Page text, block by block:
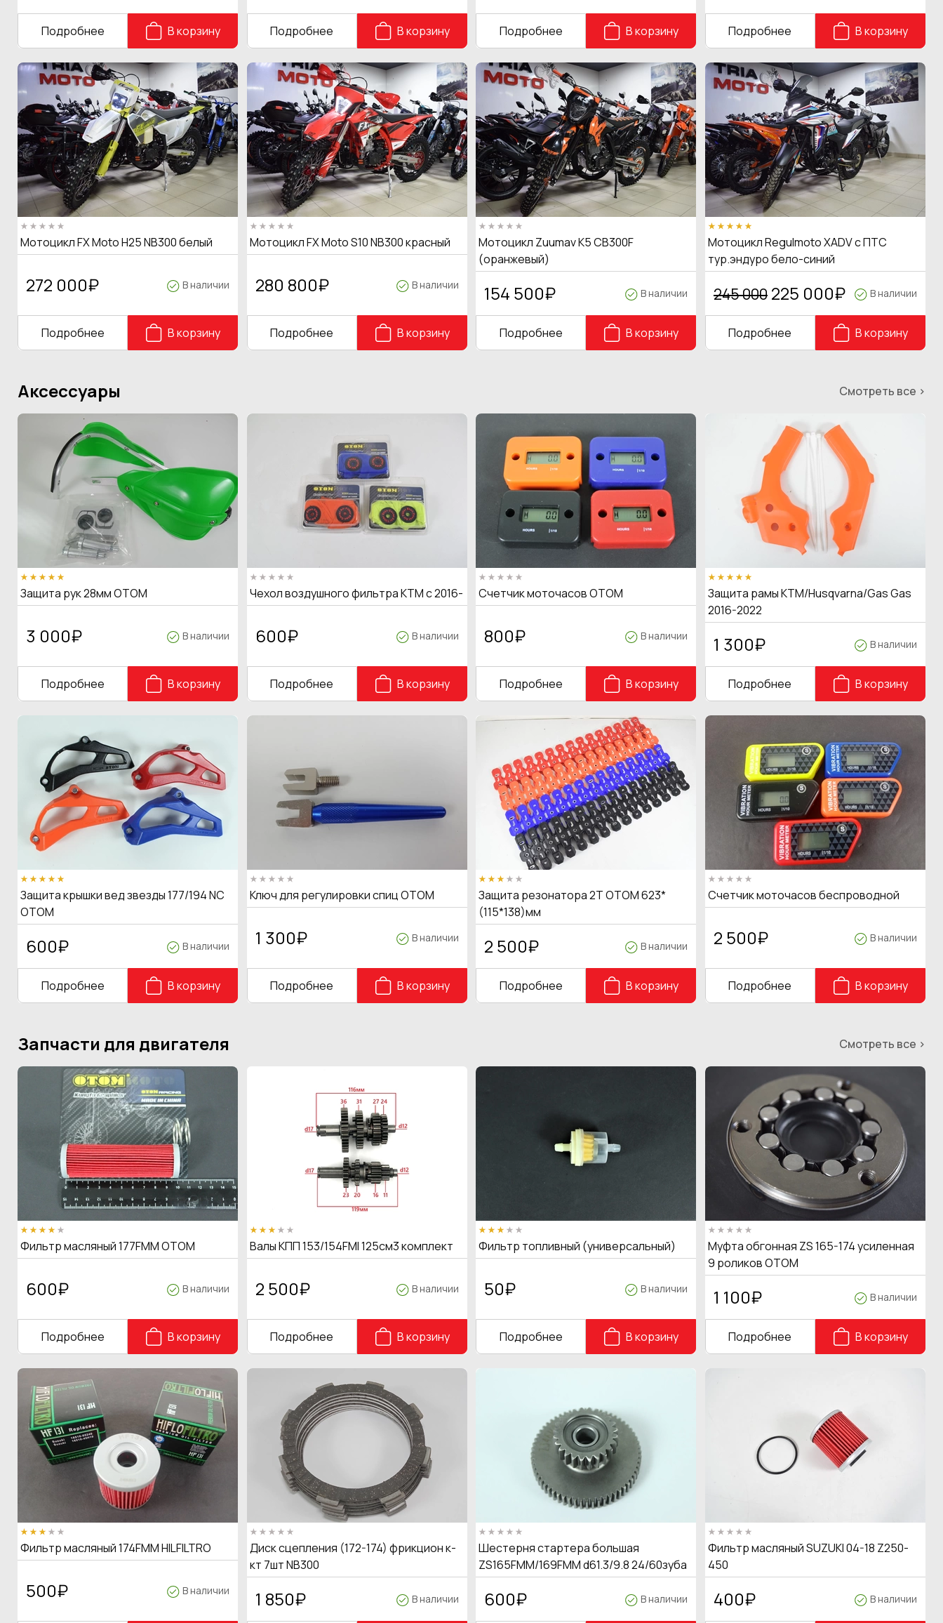
Подробнее В корзину Подробнее В корзину Подробнее В корзину Подробнее В корзину
Мотоцикл FX Moto H25 NB300 белый
272 000₽ В наличии
Подробнее В корзину
Мотоцикл FX Moto S10 NB300 красный
280 800₽ В наличии
Подробнее В корзину
Мотоцикл Zuumav K5 CB300F
(оранжевый)
154 500₽ В наличии
Подробнее В корзину
Мотоцикл Regulmoto XADV с ПТС
тур.эндуро бело-синий
245 000 225 000₽ В наличии
Подробнее В корзину
Аксессуары Смотреть все >
Защита рук 28мм OTOM
3 000₽ В наличии
Подробнее В корзину
Чехол воздушного фильтра KTM с 2016-
600₽ В наличии
Подробнее В корзину
Счетчик моточасов OTOM
800₽ В наличии
Подробнее В корзину
Защита рамы KTM/Husqvarna/Gas Gas
2016-2022
1 300₽ В наличии
Подробнее В корзину
Защита крышки вед звезды 177/194 NC
OTOM
600₽ В наличии
Подробнее В корзину
Ключ для регулировки спиц OTOM
1 300₽ В наличии
Подробнее В корзину
Защита резонатора 2Т OTOM 623*
(115*138)мм
2 500₽ В наличии
Подробнее В корзину
Счетчик моточасов беспроводной
2 500₽ В наличии
Подробнее В корзину
Запчасти для двигателя Смотреть все >
Фильтр масляный 177FMM OTOM
600₽ В наличии
Подробнее В корзину
Валы КПП 153/154FMI 125см3 комплект
2 500₽ В наличии
Подробнее В корзину
Фильтр топливный (универсальный)
50₽ В наличии
Подробнее В корзину
Муфта обгонная ZS 165-174 усиленная
9 роликов OTOM
1 100₽ В наличии
Подробнее В корзину
Фильтр масляный 174FMM HILFILTRO
500₽ В наличии
Диск сцепления (172-174) фрикцион к-
кт 7шт NB300
1 850₽ В наличии
Шестерня стартера большая
ZS165FMM/169FMM d61.3/9.8 24/60зуба
600₽ В наличии
Фильтр масляный SUZUKI 04-18 Z250-
450
400₽ В наличии